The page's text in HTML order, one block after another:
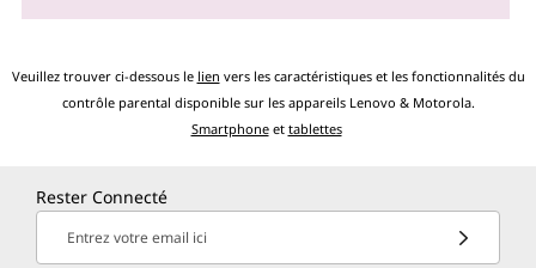
Veuillez trouver ci-dessous le lien vers les caractéristiques et les fonctionnalités du
contrôle parental disponible sur les appareils Lenovo & Motorola.
Smartphoneet tablettes
Rester Connecté
Entrez votre email ici